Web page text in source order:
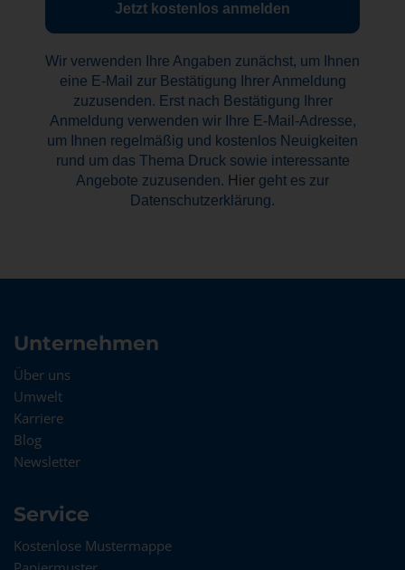
Wir verwenden Ihre Angaben zunächst, um Ihnen
eine E-Mail zur Bestätigung Ihrer Anmeldung
zuzusenden. Erst nach Bestätigung Ihrer
Anmeldung verwenden wir Ihre E-Mail-Adresse,
um Ihnen regelmäßig und kostenlos Neuigkeiten
rund um das Thema Druck sowie interessante
Angebote zuzusenden. Hier geht es zur
Datenschutzerklärung.
Unternehmen
Über uns
Umwelt
Karriere
Blog
Newsletter
Service
Kostenlose Mustermappe